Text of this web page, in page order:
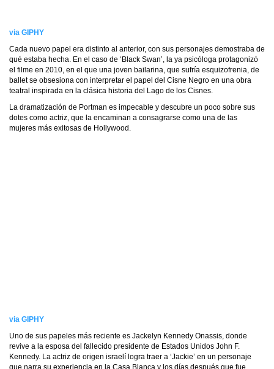
via GIPHY
Cada nuevo papel era distinto al anterior, con sus personajes demostraba de
qué estaba hecha. En el caso de ‘Black Swan’, la ya psicóloga protagonizó
el filme en 2010, en el que una joven bailarina, que sufría esquizofrenia, de
ballet se obsesiona con interpretar el papel del Cisne Negro en una obra
teatral inspirada en la clásica historia del Lago de los Cisnes.
La dramatización de Portman es impecable y descubre un poco sobre sus
dotes como actriz, que la encaminan a consagrarse como una de las
mujeres más exitosas de Hollywood.
via GIPHY
Uno de sus papeles más reciente es Jackelyn Kennedy Onassis, donde
revive a la esposa del fallecido presidente de Estados Unidos John F.
Kennedy. La actriz de origen israelí logra traer a ‘Jackie’ en un personaje
que narra su experiencia en la Casa Blanca y los días después que fue